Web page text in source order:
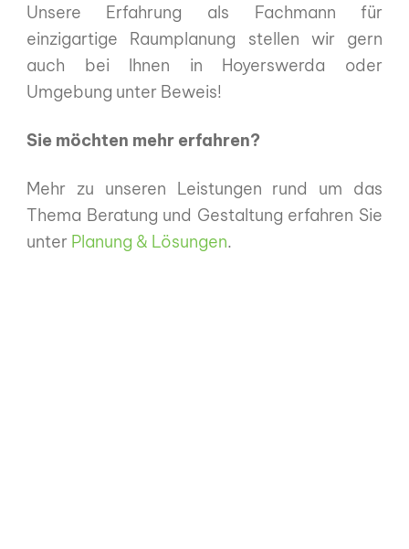
Unsere Erfahrung als Fachmann für
einzigartige Raumplanung stellen wir gern
auch bei Ihnen in Hoyerswerda oder
Umgebung unter Beweis!
Sie möchten mehr erfahren?
Mehr zu unseren Leistungen rund um das
Thema Beratung und Gestaltung erfahren Sie
unter Planung & Lösungen.